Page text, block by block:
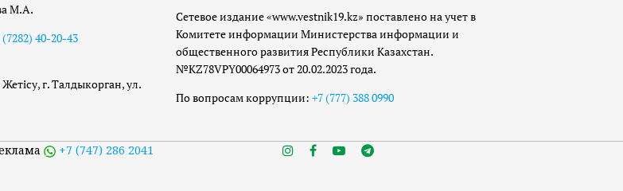
М.А.
(7282) 40-20-43
г. Талдыкорган, ул.
Сетевое издание «www.vestnik19.kz» поставлено на учет в
Комитете информации Министерства информации и
общественного развития Республики Казахстан.
№KZ78VPY00064973 от 20.02.2023 года.
По вопросам коррупции: +7 (777) 388 0990
+7 (747) 286 2041